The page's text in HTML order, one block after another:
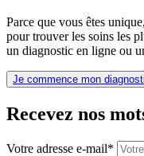
Parce que vous êtes
pour trouver les soins les
un diagnostic en ligne ou
Je commence mon
Recevez nos
Votre adresse e-mail*